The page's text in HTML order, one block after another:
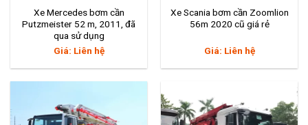
Xe Mercedes bơm cần
Putzmeister 52 m, 2011, đã
qua sử dụng
Giá: Liên hệ
Xe Scania bơm cần Zoomlion
56m 2020 cũ giá rẻ
Giá: Liên hệ